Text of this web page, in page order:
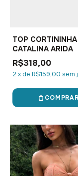
TOP CORTININHA
CATALINA ARIDA
R$318,00
2 xde R$159,00 sem
COMPRAR